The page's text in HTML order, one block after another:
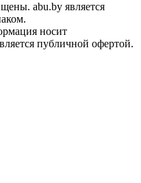
abu.by является
носит
публичной офертой.